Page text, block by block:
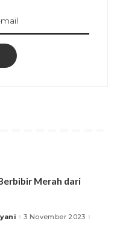
Merah dari
3 November 2023